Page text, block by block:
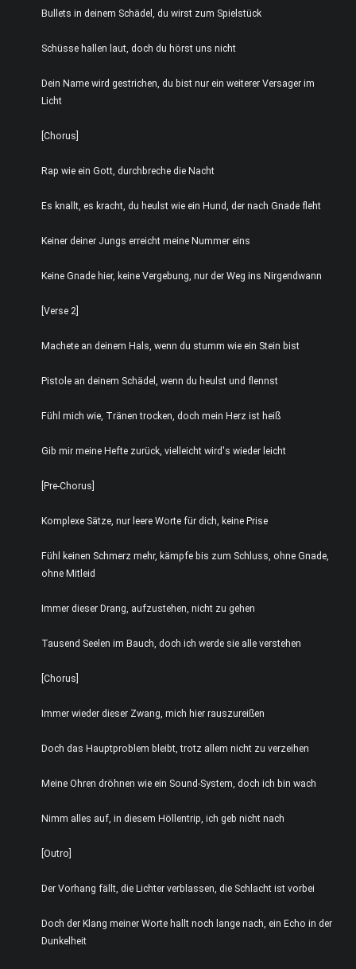
Bullets in deinem Schädel, du wirst zum Spielstück
Schüsse hallen laut, doch du hörst uns nicht
Dein Name wird gestrichen, du bist nur ein weiterer Versager im
Licht
[Chorus]
Rap wie ein Gott, durchbreche die Nacht
Es knallt, es kracht, du heulst wie ein Hund, der nach Gnade fleht
Keiner deiner Jungs erreicht meine Nummer eins
Keine Gnade hier, keine Vergebung, nur der Weg ins Nirgendwann
[Verse 2]
Machete an deinem Hals, wenn du stumm wie ein Stein bist
Pistole an deinem Schädel, wenn du heulst und flennst
Fühl mich wie, Tränen trocken, doch mein Herz ist heiß
Gib mir meine Hefte zurück, vielleicht wird's wieder leicht
[Pre-Chorus]
Komplexe Sätze, nur leere Worte für dich, keine Prise
Fühl keinen Schmerz mehr, kämpfe bis zum Schluss, ohne Gnade,
ohne Mitleid
Immer dieser Drang, aufzustehen, nicht zu gehen
Tausend Seelen im Bauch, doch ich werde sie alle verstehen
[Chorus]
Immer wieder dieser Zwang, mich hier rauszureißen
Doch das Hauptproblem bleibt, trotz allem nicht zu verzeihen
Meine Ohren dröhnen wie ein Sound-System, doch ich bin wach
Nimm alles auf, in diesem Höllentrip, ich geb nicht nach
[Outro]
Der Vorhang fällt, die Lichter verblassen, die Schlacht ist vorbei
Doch der Klang meiner Worte hallt noch lange nach, ein Echo in der
Dunkelheit